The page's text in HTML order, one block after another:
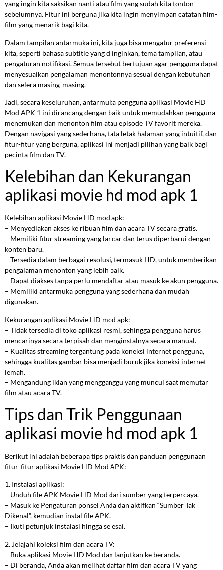
yang ingin kita saksikan nanti atau film yang sudah kita tonton
sebelumnya. Fitur ini berguna jika kita ingin menyimpan catatan film-
film yang menarik bagi kita.
Dalam tampilan antarmuka ini, kita juga bisa mengatur preferensi
kita, seperti bahasa subtitle yang diinginkan, tema tampilan, atau
pengaturan notifikasi. Semua tersebut bertujuan agar pengguna dapat
menyesuaikan pengalaman menontonnya sesuai dengan kebutuhan
dan selera masing-masing.
Jadi, secara keseluruhan, antarmuka pengguna aplikasi Movie HD
Mod APK 1 ini dirancang dengan baik untuk memudahkan pengguna
menemukan dan menonton film atau episode TV favorit mereka.
Dengan navigasi yang sederhana, tata letak halaman yang intuitif, dan
fitur-fitur yang berguna, aplikasi ini menjadi pilihan yang baik bagi
pecinta film dan TV.
Kelebihan dan Kekurangan
aplikasi movie hd mod apk 1
Kelebihan aplikasi Movie HD mod apk:
– Menyediakan akses ke ribuan film dan acara TV secara gratis.
– Memiliki fitur streaming yang lancar dan terus diperbarui dengan
konten baru.
– Tersedia dalam berbagai resolusi, termasuk HD, untuk memberikan
pengalaman menonton yang lebih baik.
– Dapat diakses tanpa perlu mendaftar atau masuk ke akun pengguna.
– Memiliki antarmuka pengguna yang sederhana dan mudah
digunakan.
Kekurangan aplikasi Movie HD mod apk:
– Tidak tersedia di toko aplikasi resmi, sehingga pengguna harus
mencarinya secara terpisah dan menginstalnya secara manual.
– Kualitas streaming tergantung pada koneksi internet pengguna,
sehingga kualitas gambar bisa menjadi buruk jika koneksi internet
lemah.
– Mengandung iklan yang mengganggu yang muncul saat memutar
film atau acara TV.
Tips dan Trik Penggunaan
aplikasi movie hd mod apk 1
Berikut ini adalah beberapa tips praktis dan panduan penggunaan
fitur-fitur aplikasi Movie HD Mod APK:
1. Instalasi aplikasi:
– Unduh file APK Movie HD Mod dari sumber yang terpercaya.
– Masuk ke Pengaturan ponsel Anda dan aktifkan “Sumber Tak
Dikenal”, kemudian instal file APK.
– Ikuti petunjuk instalasi hingga selesai.
2. Jelajahi koleksi film dan acara TV:
– Buka aplikasi Movie HD Mod dan lanjutkan ke beranda.
– Di beranda, Anda akan melihat daftar film dan acara TV yang